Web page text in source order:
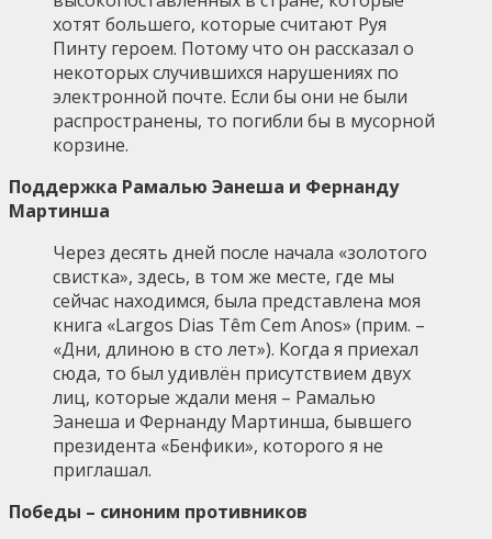
хотят большего, которые считают Руя
Пинту героем. Потому что он рассказал о
некоторых случившихся нарушениях по
электронной почте. Если бы они не были
распространены, то погибли бы в мусорной
корзине.
Поддержка Рамалью Эанеша и Фернанду
Мартинша
Через десять дней после начала «золотого
свистка», здесь, в том же месте, где мы
сейчас находимся, была представлена моя
книга «Largos Dias Têm Cem Anos» (прим. –
«Дни, длиною в сто лет»). Когда я приехал
сюда, то был удивлён присутствием двух
лиц, которые ждали меня – Рамалью
Эанеша и Фернанду Мартинша, бывшего
президента «Бенфики», которого я не
приглашал.
Победы – синоним противников